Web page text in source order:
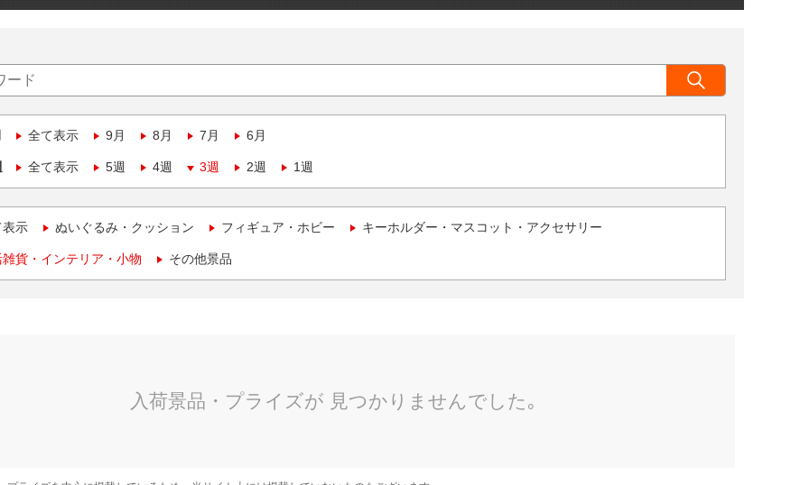
全て表示 9月 8月 7月 6月
全て表示 5週 4週 3週 2週 1週
表示 ぬいぐるみ・クッション フィギュア・ホビー キーホルダー・マスコット・アクセサリー
貨・インテリア・小物 その他景品